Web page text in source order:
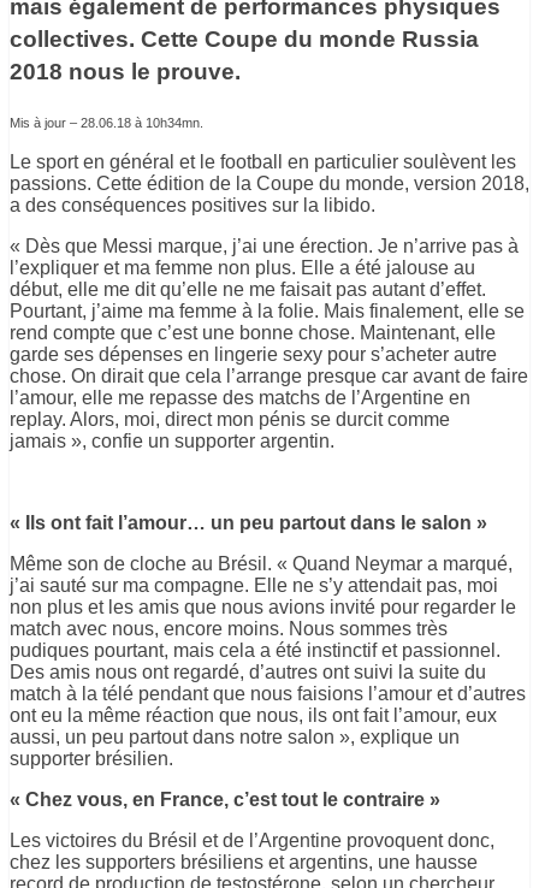
mais également de performances physiques
collectives. Cette Coupe du monde Russia
2018 nous le prouve.
Mis à jour – 28.06.18 à 10h34mn.
Le sport en général et le football en particulier soulèvent les
passions. Cette édition de la Coupe du monde, version 2018,
a des conséquences positives sur la libido.
« Dès que Messi marque, j’ai une érection. Je n’arrive pas à
l’expliquer et ma femme non plus. Elle a été jalouse au
début, elle me dit qu’elle ne me faisait pas autant d’effet.
Pourtant, j’aime ma femme à la folie. Mais finalement, elle se
rend compte que c’est une bonne chose. Maintenant, elle
garde ses dépenses en lingerie sexy pour s’acheter autre
chose. On dirait que cela l’arrange presque car avant de faire
l’amour, elle me repasse des matchs de l’Argentine en
replay. Alors, moi, direct mon pénis se durcit comme
jamais », confie un supporter argentin.
« Ils ont fait l’amour… un peu partout dans le salon »
Même son de cloche au Brésil. « Quand Neymar a marqué,
j’ai sauté sur ma compagne. Elle ne s’y attendait pas, moi
non plus et les amis que nous avions invité pour regarder le
match avec nous, encore moins. Nous sommes très
pudiques pourtant, mais cela a été instinctif et passionnel.
Des amis nous ont regardé, d’autres ont suivi la suite du
match à la télé pendant que nous faisions l’amour et d’autres
ont eu la même réaction que nous, ils ont fait l’amour, eux
aussi, un peu partout dans notre salon », explique un
supporter brésilien.
« Chez vous, en France, c’est tout le contraire »
Les victoires du Brésil et de l’Argentine provoquent donc,
chez les supporters brésiliens et argentins, une hausse
record de production de testostérone, selon un chercheur